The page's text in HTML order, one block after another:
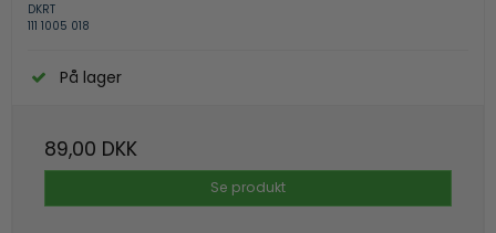
DKRT
111 1005 018
På lager
89,00 DKK
Se produkt